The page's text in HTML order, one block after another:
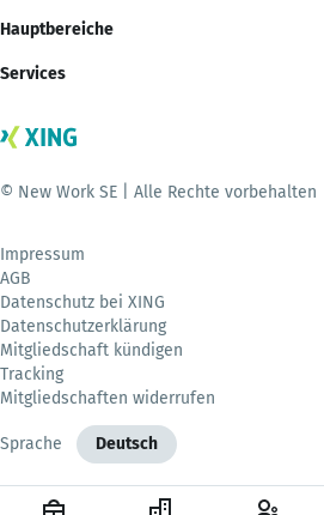
Hauptbereiche
Services
© New Work SE | Alle Rechte vorbehalten
Impressum
AGB
Datenschutz bei XING
Datenschutzerklärung
Mitgliedschaft kündigen
Tracking
Mitgliedschaften widerrufen
Sprache Deutsch